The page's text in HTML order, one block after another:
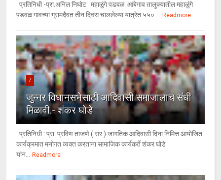
प्रतिनिधी -प्रा.अनिल निघोट महाळुंगे पडवळ आंबेगाव तालुक्यातील महाळुंगे
पडवळ गावच्या ग्रामदैवत तीन दिवस चाललेल्या यात्रेत ५५० ... Readmore
7
जुन्नर विधानसभेसाठी आदिवासी समाजालाच संधी
मिळावी.- शंकर घोडे
प्रतिनिधी : प्रा. प्रविण ताजणे ( सर ) जागतिक आदिवासी दिना निमित्त आयोजित
कार्यक्रमात मनोगत व्यक्त करताना सामाजिक कार्यकर्ते शंकर घोडे
यांन... Readmore